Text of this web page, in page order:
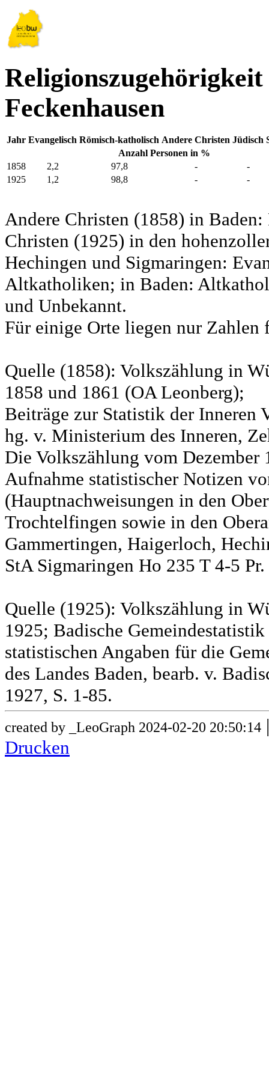
Religionszugehörigkeit
Feckenhausen
Jahr Evangelisch Römisch-katholisch Andere Christen Jüdisch
Anzahl Personen in %
1858
2,2 97,8 -
-
1925
1,2 98,8 - -
Andere Christen (1858) in
Christen (1925) in den
Hechingen und Sigmaringen:
Altkatholiken; in Baden:
und Unbekannt.
Für einige Orte liegen nur Zahlen
Quelle (1858): Volkszählung in
1858 und 1861 (OA Leonberg);
Beiträge zur Statistik der Inneren
hg. v. Ministerium des Inneren,
Die Volkszählung vom
Aufnahme statistischer Notizen
(Hauptnachweisungen in den
Trochtelfingen sowie in den
Gammertingen, Haigerloch,
StA Sigmaringen Ho 235 T 4-5
Quelle (1925): Volkszählung in
1925; Badische
statistischen Angaben für die
des Landes Baden, bearb. v.
1927, S. 1-85.
created by _LeoGraph 2024-02-20 20:50:14
Drucken